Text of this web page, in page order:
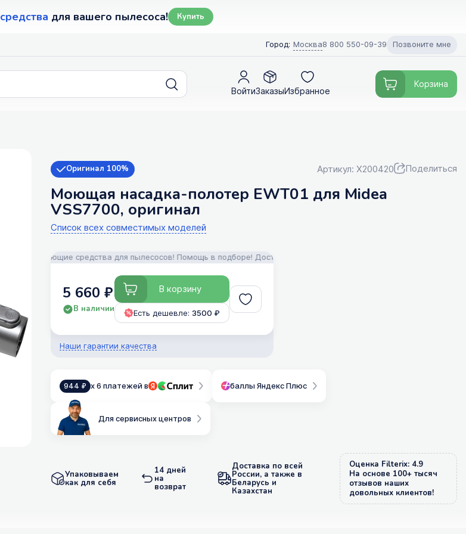
для вашего пылесоса! Купить
Город: Москва8 800 550-09-39 Позвоните мне
ВойтиЗаказыИзбранное
Корзина
Оригинал 100% Артикул: X200420 Поделиться
Моющая насадка-полотер EWT01 для Midea
VSS7700, оригинал
Список всех совместимых моделей
и моющие средства для пылесосов! Помощь в подборе! Доставка!
5 660 ₽
В наличии
В корзину
Есть дешевле: 3500 ₽
Наши гарантии качества
944 ₽ x 6 платежей в баллы Яндекс Плюс
Для сервисных центров
Упаковываем
как для себя
14 дней
на
возврат
Доставка по всей
России, а также в
Беларусь и
Казахстан
Оценка Filterix: 4.9
На основе 100+ тысяч
отзывов наших
довольных клиентов!